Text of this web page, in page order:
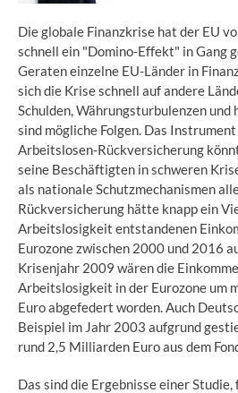
Die globale Finanzkrise hat der EU
schnell ein "Domino-Effekt" in Gang
Geraten einzelne EU-Länder in
sich die Krise schnell auf andere
Schulden, Währungsturbulenzen
sind mögliche Folgen. Das
Arbeitslosen-Rückversicherung
seine Beschäftigten in schweren
als nationale Schutzmechanismen
Rückversicherung hätte knapp ein
Arbeitslosigkeit entstandenen
Eurozone zwischen 2000 und 2016
Krisenjahr 2009 wären die
Arbeitslosigkeit in der Eurozone um
Euro abgefedert worden. Auch
Beispiel im Jahr 2003 aufgrund
rund 2,5 Milliarden Euro aus dem
Das sind die Ergebnisse einer